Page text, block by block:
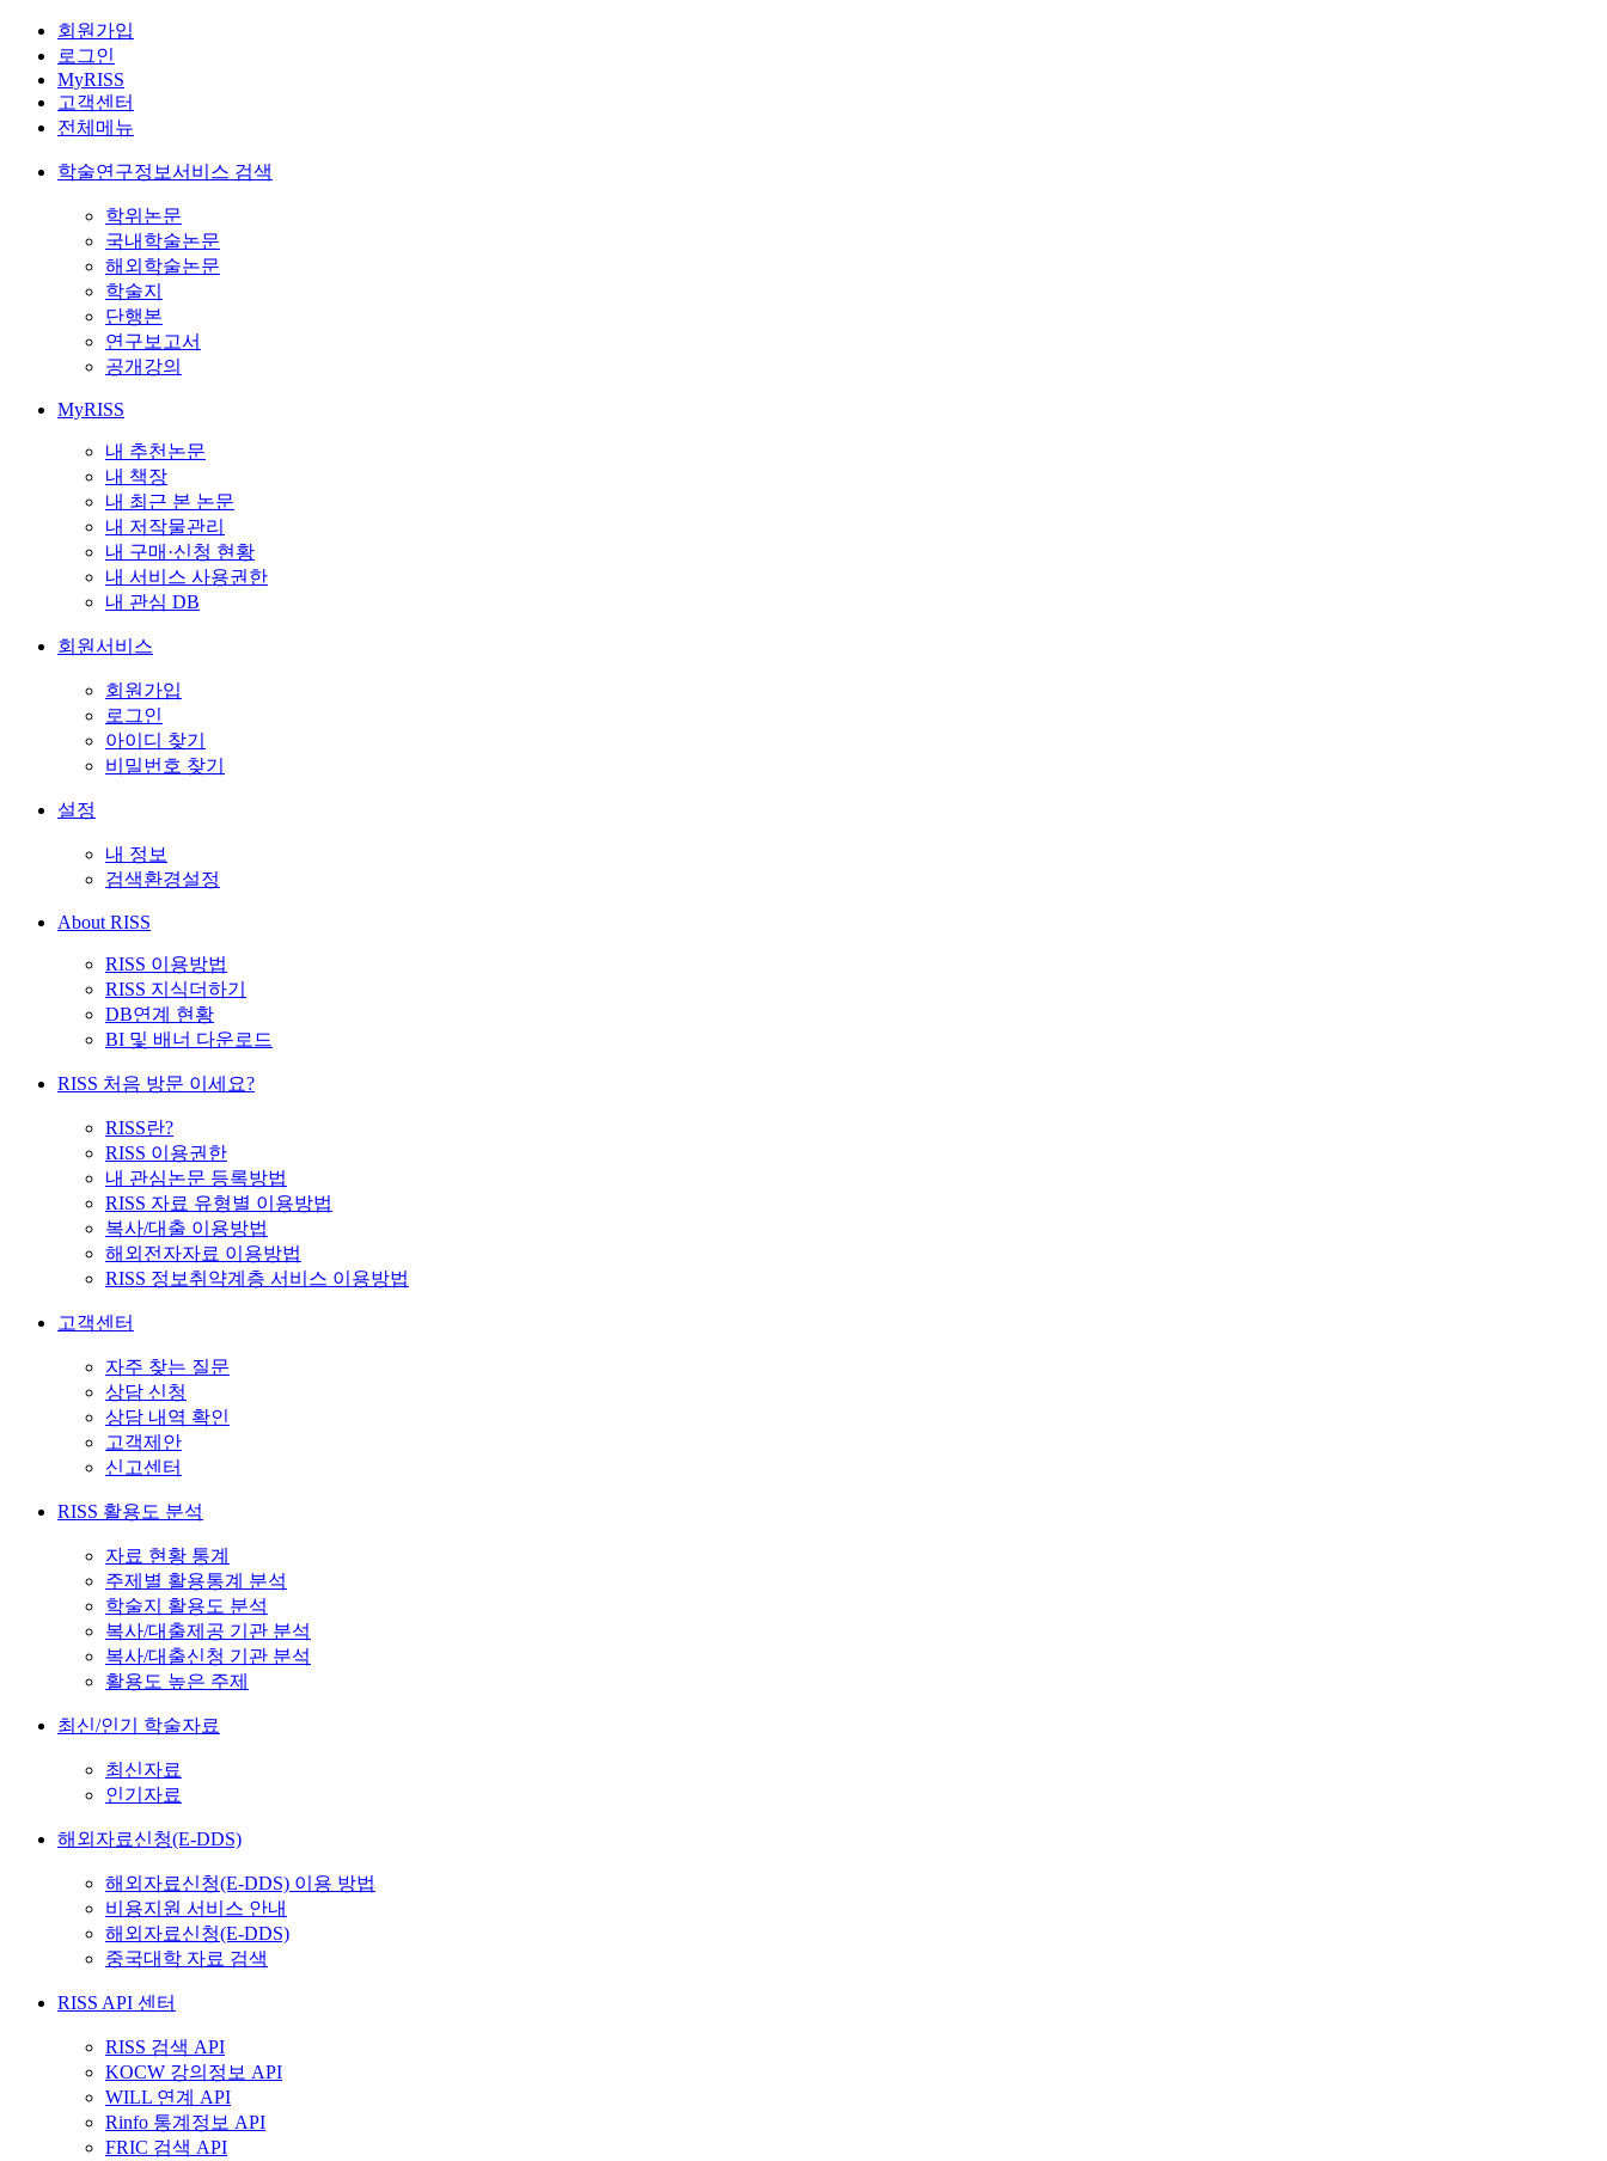
회원가입
로그인
MyRISS
고객센터
전체메뉴
학술연구정보서비스 검색
학위논문
국내학술논문
해외학술논문
학술지
단행본
연구보고서
공개강의
MyRISS
내 추천논문
내 책장
내 최근 본 논문
내 저작물관리
내 구매·신청 현황
내 서비스 사용권한
내 관심 DB
회원서비스
회원가입
로그인
아이디 찾기
비밀번호 찾기
설정
내 정보
검색환경설정
About RISS
RISS 이용방법
RISS 지식더하기
DB연계 현황
BI 및 배너 다운로드
RISS 처음 방문 이세요?
RISS란?
RISS 이용권한
내 관심논문 등록방법
RISS 자료 유형별 이용방법
복사/대출 이용방법
해외전자자료 이용방법
RISS 정보취약계층 서비스 이용방법
고객센터
자주 찾는 질문
상담 신청
상담 내역 확인
고객제안
신고센터
RISS 활용도 분석
자료 현황 통계
주제별 활용통계 분석
학술지 활용도 분석
복사/대출제공 기관 분석
복사/대출신청 기관 분석
활용도 높은 주제
최신/인기 학술자료
최신자료
인기자료
해외자료신청(E-DDS)
해외자료신청(E-DDS) 이용 방법
비용지원 서비스 안내
해외자료신청(E-DDS)
중국대학 자료 검색
RISS API 센터
RISS 검색 API
KOCW 강의정보 API
WILL 연계 API
Rinfo 통계정보 API
FRIC 검색 API